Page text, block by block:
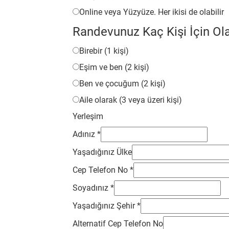
Online veya Yüzyüze. Her ikisi de olabilir
Randevunuz Kaç Kişi İçin
Birebir (1 kişi)
Eşim ve ben (2 kişi)
Ben ve çocuğum (2 kişi)
Aile olarak (3 veya üzeri kişi)
Yerleşim
Adınız *
Yaşadığınız Ülke
Cep Telefon No *
Soyadınız *
Yaşadığınız Şehir*
Alternatif Cep Telefon No